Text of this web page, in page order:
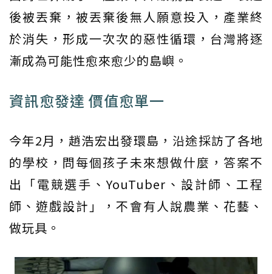
後被丟棄，被丟棄後無人願意投入，產業終
於消失，形成一次次的惡性循環，台灣將逐
漸成為可能性愈來愈少的島嶼。
資訊愈發達 價值愈單一
今年2月，趙浩宏出發環島，沿途採訪了各地
的學校，問每個孩子未來想做什麼，答案不
出「電競選手、YouTuber、設計師、工程
師、遊戲設計」，不會有人說農業、花藝、
做玩具。